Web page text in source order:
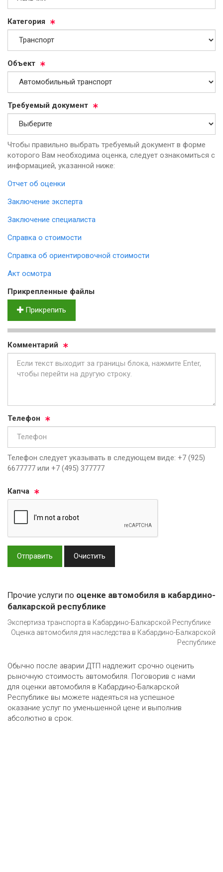
Ка­те­го­рия
Объ­ект
Тре­бу­емый до­ку­мент
Чтобы правильно выбрать требуемый документ в форме
которого Вам необходима оценка, следует ознакомиться с
информацией, указанной ниже:
Отчет об оценки
Заключение эксперта
Заключение специалиста
Справка о стоимости
Справка об ориентировочной стоимости
Акт осмотра
Прик­реп­лен­ные фай­лы
Прикрепить
Ком­мен­та­рий
Те­ле­фон
Телефон следует указывать в следующем виде: +7 (925)
6677777 или +7 (495) 377777
Кап­ча
Отправить Очистить
Прочие услуги по оценке автомобиля в кабардино-
балкарской республике
Экспертиза транспорта в Кабардино-Балкарской Республике
Оценка автомобиля для наследства в Кабардино-Балкарской
Республике
Обычно после аварии ДТП надлежит срочно оценить
рыночную стоимость автомобиля. Поговорив с нами
для оценки автомобиля в Кабардино-Балкарской
Республике вы можете надеяться на успешное
оказание услуг по уменьшенной цене и выполнив
абсолютно в срок.